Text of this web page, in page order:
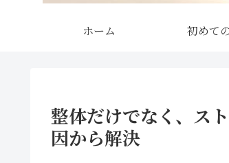
ホーム 初めて
整体だけでなく、ス
因から解決